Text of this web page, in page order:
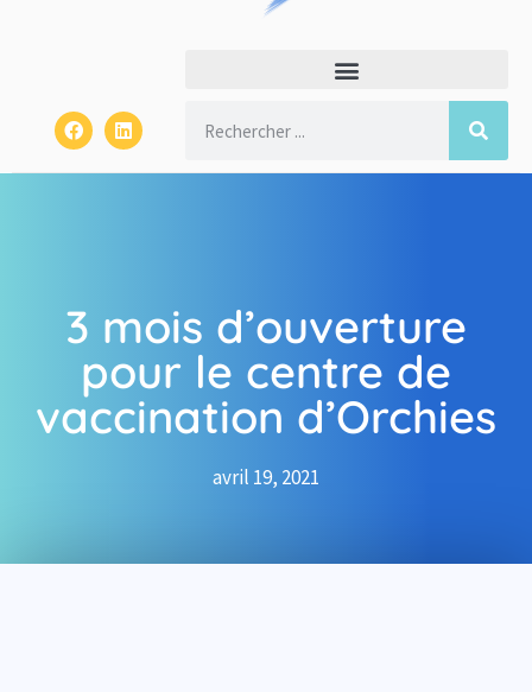
3 mois d’ouverture
pour le centre de
vaccination d’Orchies
avril 19, 2021